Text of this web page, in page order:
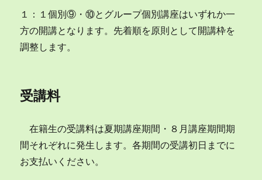
１：１個別⑨・⑩とグループ個別講座はいずれか一
方の開講となります。先着順を原則として開講枠を
調整します。
受講料
在籍生の受講料は夏期講座期間・８月講座期間期
間それぞれに発生します。各期間の受講初日までに
お支払いください。